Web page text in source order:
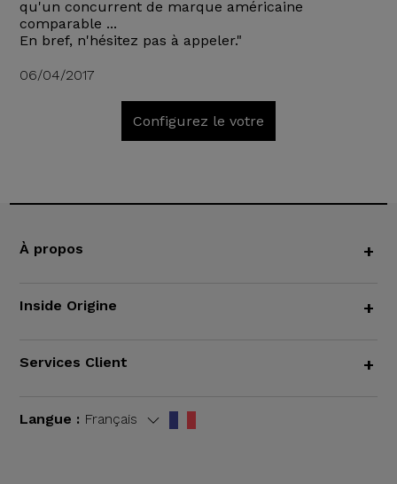
qu'un concurrent de marque américaine
comparable ...
En bref, n'hésitez pas à appeler."
06/04/2017
Configurez le votre
À propos +
Inside Origine +
Services Client +
Langue : Français